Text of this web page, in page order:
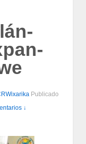
Publicado
↓